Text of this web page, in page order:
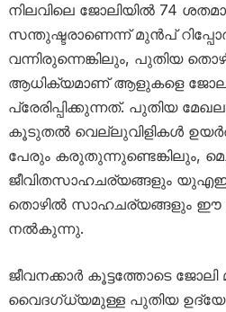
നിലവിലെ ജോലിയിൽ 74
സന്തുഷ്ടരാണെന്ന് മുൻപ്
വന്നിരുന്നെങ്കിലും, പുതിയ
ആധിക്യമാണ് ആളുകളെ ജോലി
പ്രേരിപ്പിക്കുന്നത്. പുതിയ
കൂടുതൽ വെല്ലുവിളികൾ
പേരും കരുതുന്നുണ്ടെങ്കിലും,
ജീവിതസാഹചര്യങ്ങളും
തൊഴിൽ സാഹചര്യങ്ങളും ഈ
നൽകുന്നു.
ജീവനക്കാർ കൂട്ടത്തോടെ ജോലി
വൈദഗ്ധ്യമുള്ള പുതിയ